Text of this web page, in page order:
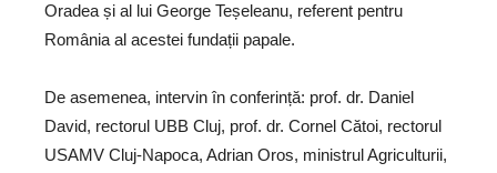
Oradea și al lui George Teșeleanu, referent pentru
România al acestei fundații papale.
De asemenea, intervin în conferință: prof. dr. Daniel
David, rectorul UBB Cluj, prof. dr. Cornel Cătoi, rectorul
USAMV Cluj-Napoca, Adrian Oros, ministrul Agriculturii,